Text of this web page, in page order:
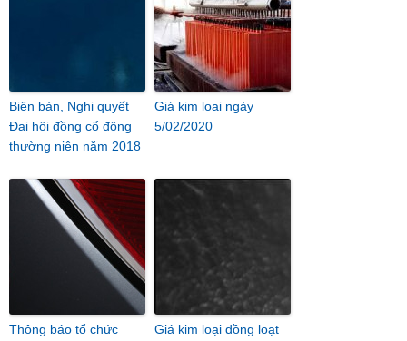
Biên bản, Nghị quyết
Đại hội đồng cổ đông
thường niên năm 2018
Giá kim loại ngày
5/02/2020
Thông báo tổ chức
Giá kim loại đồng loạt